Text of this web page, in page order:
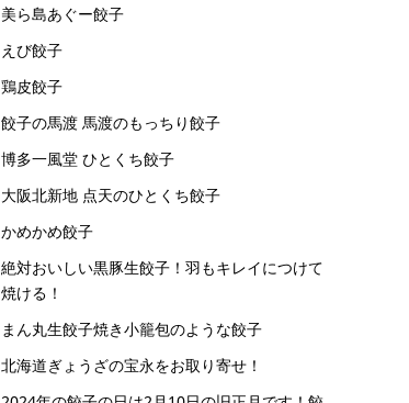
美ら島あぐー餃子
えび餃子
鶏皮餃子
餃子の馬渡 馬渡のもっちり餃子
博多一風堂 ひとくち餃子
大阪北新地 点天のひとくち餃子
かめかめ餃子
絶対おいしい黒豚生餃子！羽もキレイにつけて
焼ける！
まん丸生餃子焼き小籠包のような餃子
北海道ぎょうざの宝永をお取り寄せ！